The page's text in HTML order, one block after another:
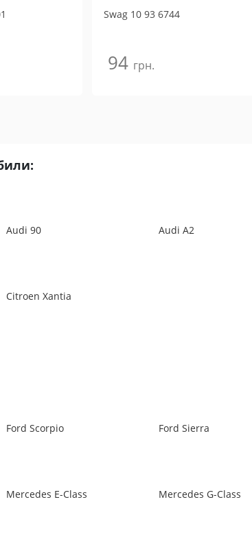
Swag10 93 6744
94 грн.
Audi 90 Audi A2
Citroen Xantia
Ford Scorpio Ford Sierra
Mercedes E-Class Mercedes G-Class